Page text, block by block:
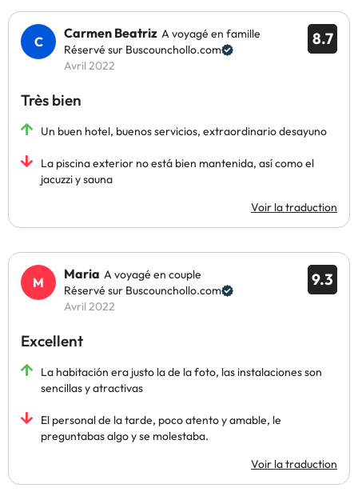
8.7
Carmen Beatriz A voyagé en famille
Réservé sur Buscounchollo.com
Avril 2022
Très bien
Un buen hotel, buenos servicios, extraordinario desayuno
La piscina exterior no está bien mantenida, así como el
jacuzzi y sauna
Voir la traduction
9.3
Maria A voyagé en couple
Réservé sur Buscounchollo.com
Avril 2022
Excellent
La habitación era justo la de la foto, las instalaciones son
sencillas y atractivas
El personal de la tarde, poco atento y amable, le
preguntabas algo y se molestaba.
Voir la traduction